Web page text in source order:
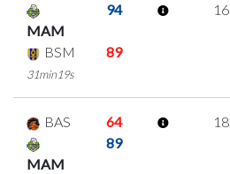
MAM
94
BSM 89
31min19s
16
BAS 64
MAM
89
18